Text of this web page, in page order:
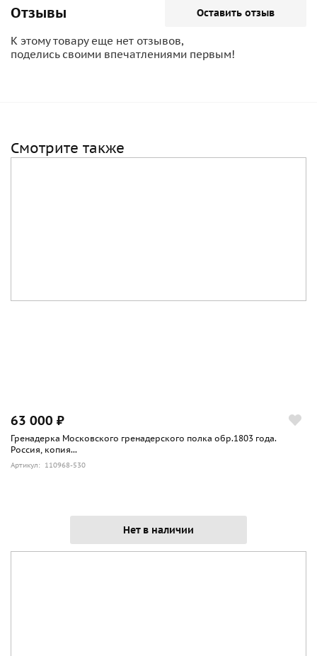
Отзывы Оставить отзыв
К этому товару еще нет отзывов,
поделись своими впечатлениями первым!
Смотрите также
63 000 ₽
Гренадерка Московского гренадерского полка обр.1803 года.
Россия, копия...
Артикул: 110968-530
Нет в наличии